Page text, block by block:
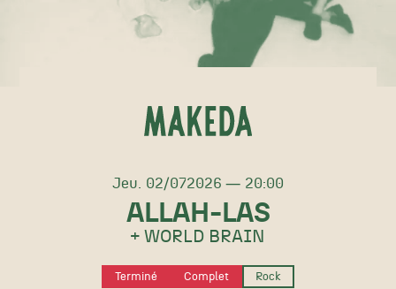
jeudi
Jeu. 02/juillet
072026 20:00
ALLAH-LAS
+ WORLD BRAIN
Terminé Complet Rock